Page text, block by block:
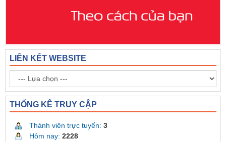
LIÊN KẾT WEBSITE
THỐNG KÊ TRUY CẬP
Thành viên trực tuyến: 3
Hôm nay: 2228